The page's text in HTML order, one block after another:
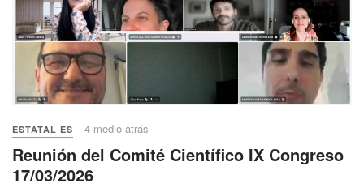
ESTATAL ES 4 medio atrás
Reunión del Comité Científico IX Congreso
17/03/2026